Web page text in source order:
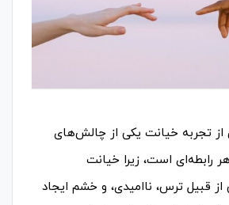
از تجربه خیانت یکی از چالش‌های
رابطه‌ای است، زیرا خیانت
قبیل ترس، ناامیدی، و خشم ایجاد